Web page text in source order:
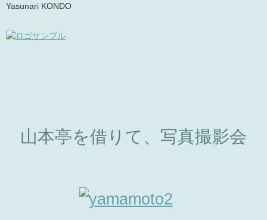
Yasunari KONDO
山本亭を借りて、写真撮影会